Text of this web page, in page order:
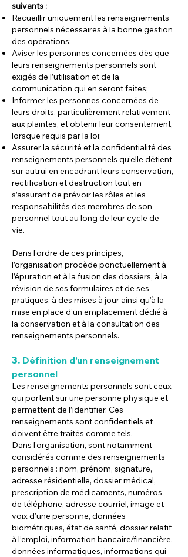
suivants :
Recueillir uniquement les renseignements
personnels nécessaires à la bonne gestion
des opérations;
Aviser les personnes concernées dès que
leurs renseignements personnels sont
exigés de l’utilisation et de la
communication qui en seront faites;
Informer les personnes concernées de
leurs droits, particulièrement relativement
aux plaintes, et obtenir leur consentement,
lorsque requis par la loi;
Assurer la sécurité et la confidentialité des
renseignements personnels qu’elle détient
sur autrui en encadrant leurs conservation,
rectification et destruction tout en
s’assurant de prévoir les rôles et les
responsabilités des membres de son
personnel tout au long de leur cycle de
vie.
Dans l’ordre de ces principes,
l’organisation procède ponctuellement à
l’épuration et à la fusion des dossiers, à la
révision de ses formulaires et de ses
pratiques, à des mises à jour ainsi qu’à la
mise en place d’un emplacement dédié à
la conservation et à la consultation des
renseignements personnels.
3. Définition d’un renseignement
personnel
Les renseignements personnels sont ceux
qui portent sur une personne physique et
permettent de l’identifier. Ces
renseignements sont confidentiels et
doivent être traités comme tels.
Dans l’organisation, sont notamment
considérés comme des renseignements
personnels : nom, prénom, signature,
adresse résidentielle, dossier médical,
prescription de médicaments, numéros
de téléphone, adresse courriel, image et
voix d’une personne, données
biométriques, état de santé, dossier relatif
à l’emploi, information bancaire/financière,
données informatiques, informations qui